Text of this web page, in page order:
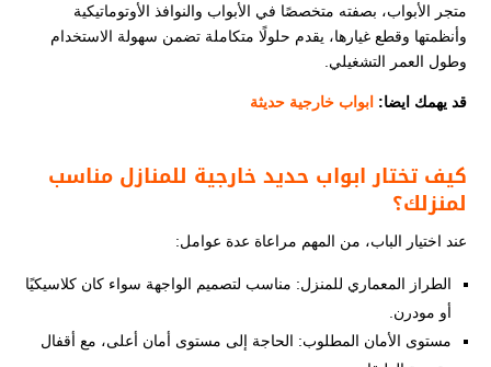
متجر الأبواب، بصفته متخصصًا في الأبواب والنوافذ الأوتوماتيكية
وأنظمتها وقطع غيارها، يقدم حلولًا متكاملة تضمن سهولة الاستخدام
وطول العمر التشغيلي.
قد يهمك ايضا: ابواب خارجية حديثة​
كيف تختار ابواب حديد خارجية للمنازل مناسب
لمنزلك؟
عند اختيار الباب، من المهم مراعاة عدة عوامل:
الطراز المعماري للمنزل: مناسب لتصميم الواجهة سواء كان كلاسيكيًا
أو مودرن.
مستوى الأمان المطلوب: الحاجة إلى مستوى أمان أعلى، مع أقفال